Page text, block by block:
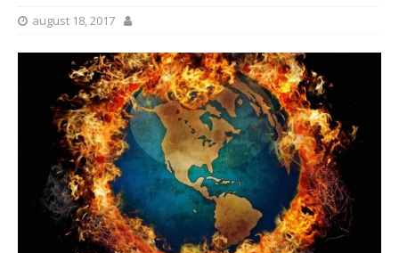
august 18, 2017